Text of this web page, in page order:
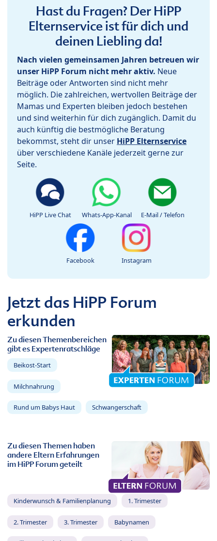
Hast du Fragen? Der HiPP
Elternservice ist für dich und
deinen Liebling da!
Nach vielen gemeinsamen Jahren betreuen wir
unser HiPP Forum nicht mehr aktiv. Neue
Beiträge oder Antworten sind nicht mehr
möglich. Die zahlreichen, wertvollen Beiträge der
Mamas und Experten bleiben jedoch bestehen
und sind weiterhin für dich zugänglich. Damit du
auch künftig die bestmögliche Beratung
bekommst, steht dir unser HiPP Elternservice
über verschiedene Kanäle jederzeit gerne zur
Seite.
HiPP Live Chat Whats-App-Kanal E-Mail / Telefon
Facebook Instagram
Jetzt das HiPP Forum
erkunden
Zu diesen Themenbereichen
gibt es Expertenratschläge
Beikost-Start
Milchnahrung
Rund um Babys Haut Schwangerschaft
Zu diesen Themen haben
andere Eltern Erfahrungen
im HiPP Forum geteilt
Kinderwunsch & Familienplanung 1. Trimester
2. Trimester 3. Trimester Babynamen